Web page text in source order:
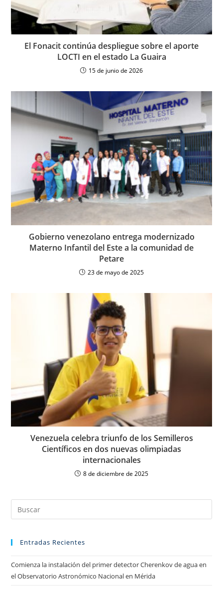
El Fonacit continúa despliegue sobre el aporte
LOCTI en el estado La Guaira
15 de junio de 2026
Gobierno venezolano entrega modernizado
Materno Infantil del Este a la comunidad de
Petare
23 de mayo de 2025
Venezuela celebra triunfo de los Semilleros
Científicos en dos nuevas olimpiadas
internacionales
8 de diciembre de 2025
Entradas Recientes
Comienza la instalación del primer detector Cherenkov de agua en
el Observatorio Astronómico Nacional en Mérida